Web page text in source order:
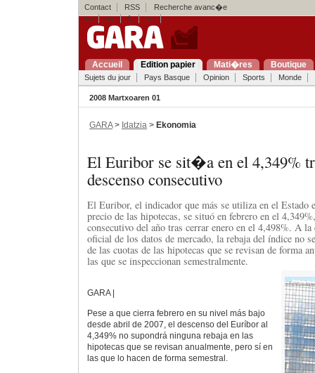
Contact RSS
Recherche avanc�e
eu
es fr en
Accueil Edition papier Mati�res Boutique
Sujets du jour Pays Basque Opinion Sports Monde
2008 Martxoaren 01
GARA> Idatzia > Ekonomia
El Euribor se sit�a en el 4,349%
descenso consecutivo
El Euribor, el indicador que más se utiliza en el Estado
precio de las hipotecas, se situó en febrero en el
consecutivo del año tras cerrar enero en el 4,498%. A
oficial de los datos de mercado, la rebaja del índice no
de las cuotas de las hipotecas que se revisan de forma
las que se inspeccionan semestralmente.
GARA |
Pese a que cierra febrero en su nivel más bajo
desde abril de 2007, el descenso del Euríbor al
4,349% no supondrá ninguna rebaja en las
hipotecas que se revisan anualmente, pero sí en
las que lo hacen de forma semestral.